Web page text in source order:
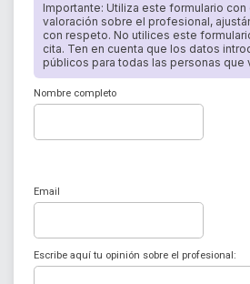
Importante: Utiliza este formulario con
valoración sobre el profesional,
con respeto. No utilices este
cita. Ten en cuenta que los datos
públicos para todas las personas que
Nombre completo
Email
Escribe aquí tu opinión sobre el profesional: